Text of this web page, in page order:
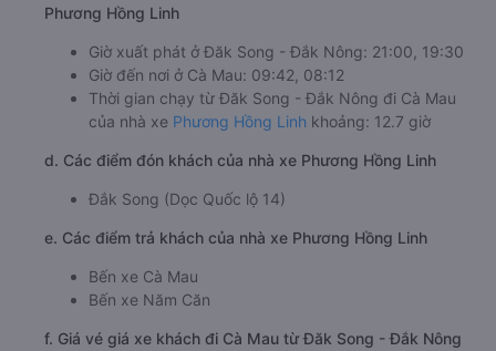
Phương Hồng Linh
Giờ xuất phát ở Đăk Song - Đắk Nông: 21:00, 19:30
Giờ đến nơi ở Cà Mau: 09:42, 08:12
Thời gian chạy từ Đăk Song - Đắk Nông đi Cà Mau
của nhà xe Phương Hồng Linh khoảng: 12.7 giờ
d. Các điểm đón khách của nhà xe Phương Hồng Linh
Đắk Song (Dọc Quốc lộ 14)
e. Các điểm trả khách của nhà xe Phương Hồng Linh
Bến xe Cà Mau
Bến xe Năm Căn
f. Giá vé giá xe khách đi Cà Mau từ Đăk Song - Đắk Nông